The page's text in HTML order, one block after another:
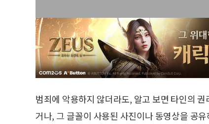
범죄에 악용하지 않더라도, 알고 보면 타인의
거나, 그 글꼴이 사용된 사진이나 동영상을 공